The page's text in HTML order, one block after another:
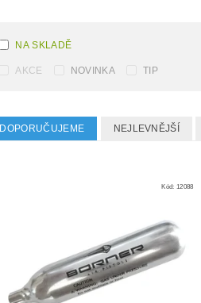
NA SKLADĚ
AKCE NOVINKA TIP
DOPORUČUJEME NEJLEVNĚJŠÍ
Kód: 12088